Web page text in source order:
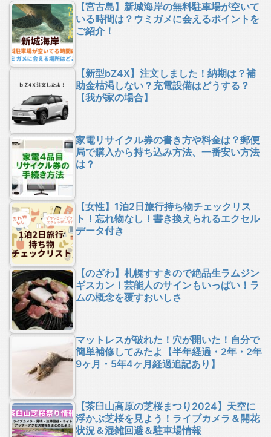
【宮古島】新城海岸の無料駐車場が空いて
いる時間は？ウミガメに会えるポイントを
ご紹介！
【新型bZ4X】注文しました！納期は？補
助金枯渇しない？充電設備はどうする？
【我が家の場合】
家電リサイクル券の書き方や料金は？郵便
局で購入から持ち込み方法、一番安い方法
は？
【女性】1泊2日旅行持ち物チェックリス
ト！忘れ物なし！書き換えられるエクセル
データ付き
【のざわ】札幌すすきので絶品生ラムジン
ギスカン！芸能人のサインもいっぱい！ラ
ムの概念を覆すおいしさ
マットレスが破れた！穴が開いた！自分で
簡単補修してみたよ【半年経過・2年・2年
9ヶ月・5年4ヶ月経過追記あり】
【茶臼山高原の芝桜まつり2024】天空に
浮かぶ芝桜を見よう！ライブカメラ＆開花
状況＆混雑回避＆駐車場情報